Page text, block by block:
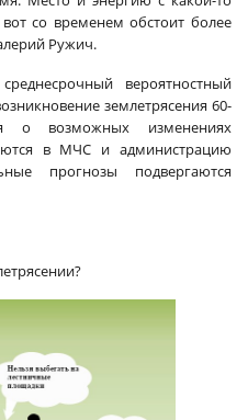
со временем обстоит более
Ружич.
вероятностный
землетрясения 60-
о возможных изменениях
в МЧС и администрацию
прогнозы подвергаются